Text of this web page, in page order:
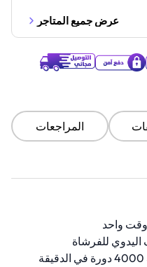
عرض جميع المتاجر
المراجعات
واحد
اليدوي للفرشاة